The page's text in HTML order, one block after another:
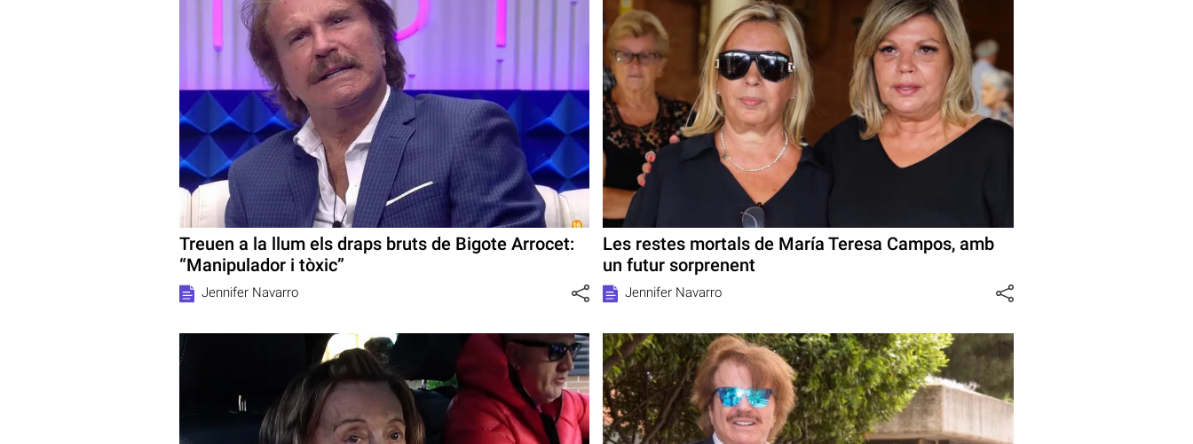
Treuen a la llum els draps bruts de Bigote Arrocet:
“Manipulador i tòxic”
Jennifer Navarro
Les restes mortals de María Teresa Campos, amb
un futur sorprenent
Jennifer Navarro